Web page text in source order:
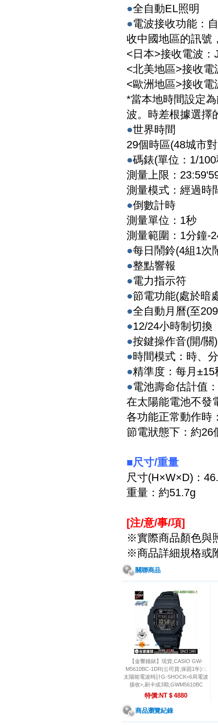
●全自動EL照明
●電波接收功能：
收中國地區的訊號
<日本>接收電波
<北美地區>接收
<歐洲地區>接收
*當本地時間設定
波。時差根據選擇
●世界時間
29個時區(48城市
●碼錶(單位：1/
測量上限：
測量模式：經過時
●倒數計時
測量單位：1秒
測量範圍：1分鐘-
●每日鬧鈴(4組1次
●整點響報
●電力指示符
●節電功能(處於暗
●全自動月曆(至
●12/24小時制切換
●按鍵操作音(開/關)
●時間模式：時、
●精準度：每月
●電池壽命估計值：
在太陽能電池不發
各功能正常動作時
節電狀態下：約26
■尺寸/重量
尺寸(H×W×D) ：
重量：約51.7g
[注/意/事/項]
※實際商品顏色與
※商品詳細規格或
關聯商品
【金響鐘錶】現貨,CASIO GW-
M5610BC-1DR(公司貨,保固1年):::
太陽能電波時計G-SHOCK<6局電波
接收>,刷卡或3期,GWM5610BC
特價:NT＄4880
商品瀏覽紀錄